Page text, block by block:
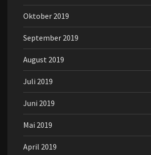
Oktober 2019
September 2019
August 2019
Juli 2019
Juni 2019
Mai 2019
April 2019